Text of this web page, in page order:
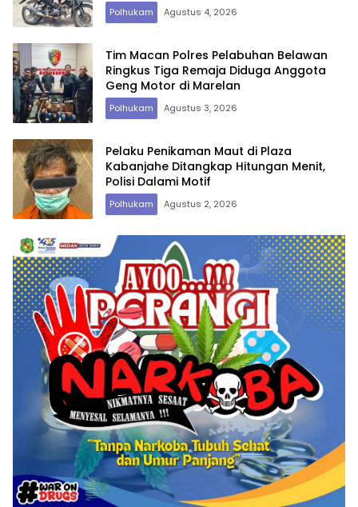
Polhukam Agustus 4, 2026
Tim Macan Polres Pelabuhan Belawan
Ringkus Tiga Remaja Diduga Anggota
Geng Motor di Marelan
Polhukam Agustus 3, 2026
Pelaku Penikaman Maut di Plaza
Kabanjahe Ditangkap Hitungan Menit,
Polisi Dalami Motif
Polhukam Agustus 2, 2026